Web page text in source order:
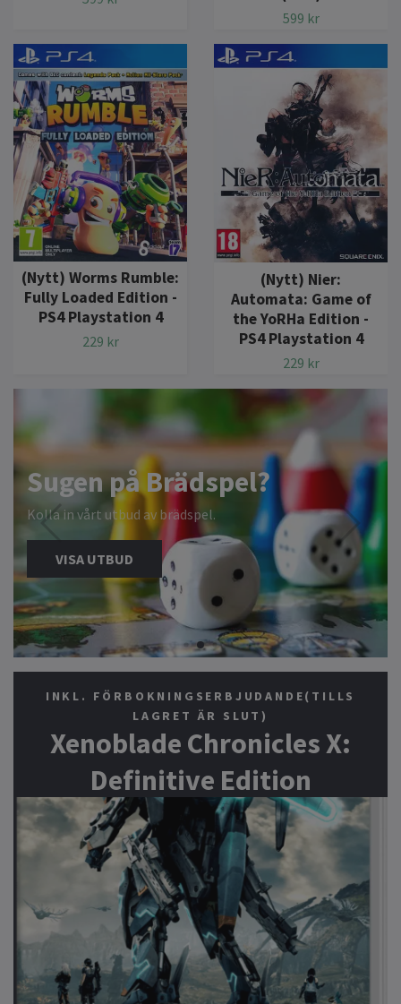
599 kr
(Nytt) Worms Rumble:
Fully Loaded Edition -
PS4 Playstation 4
229 kr
(Nytt) Nier:
Automata: Game of
the YoRHa Edition -
PS4 Playstation 4
229 kr
XBOX - NYTT & BEGAGNAT
Vi har spel från alla generationer!
VISA UTBUD
INKL. FÖRBOKNINGSERBJUDANDE(TILLS
LAGRET ÄR SLUT)
Xenoblade Chronicles X:
Definitive Edition